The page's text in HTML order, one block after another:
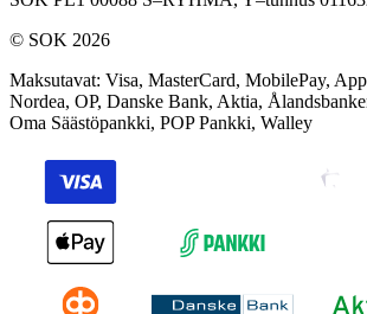
© SOK 2026
Maksutavat: Visa, MasterCard, MobilePay,
Nordea, OP, Danske Bank, Aktia,
Oma Säästöpankki, POP Pankki, Walley